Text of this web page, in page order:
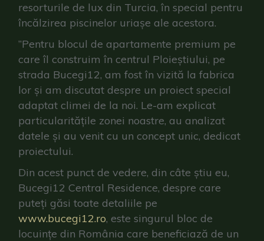
resorturile de lux din Turcia, în special pentru
încălzirea piscinelor uriașe ale acestora.
”Pentru blocul de apartamente premium pe
care îl construim în centrul Ploieștiului, pe
strada Bucegi12, am fost în vizită la fabrica
lor și am discutat despre un proiect special
adaptat climei de la noi. Le-am explicat
particularitățile zonei noastre, au analizat
datele și au venit cu un concept unic, dedicat
proiectului.
Din acest punct de vedere, din câte știu eu,
Bucegi12 Central Residence, despre care
puteți găsi toate detaliile pe
www.bucegi12.ro, este singurul bloc de
locuințe din România care beneficiază de un